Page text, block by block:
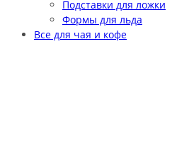
Подставки для ложки
Формы для льда
Все для чая и кофе